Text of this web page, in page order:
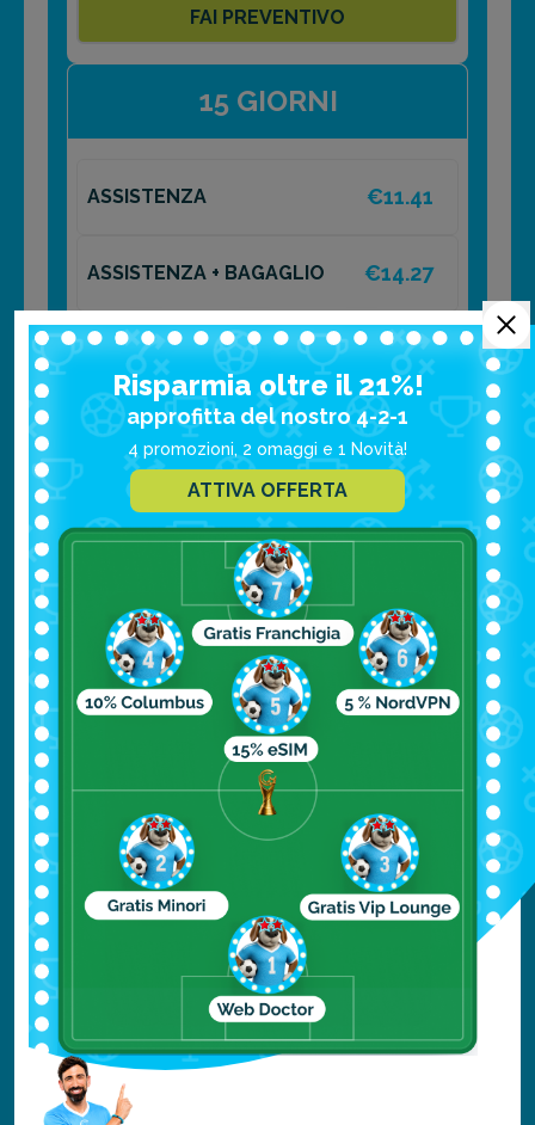
FAI PREVENTIVO
15 GIORNI
ASSISTENZA €11.41
ASSISTENZA + BAGAGLIO €14.27
ASSISTENZA + BAGAGLIO +
CANCELLAZIONE
€44.41
FAI PREVENTIVO
20 GIORNI
ASSISTENZA €12.55
ASSISTENZA + BAGAGLIO €15.69
ASSISTENZA + BAGAGLIO +
CANCELLAZIONE
FAI PREVENTIVO
Quanto costa assicurarsi?
Quali sono i
Risparmia oltre il 21%!
approfitta del nostro 4-2-1
4 promozioni, 2 omaggi e 1 Novità!
ATTIVA OFFERTA